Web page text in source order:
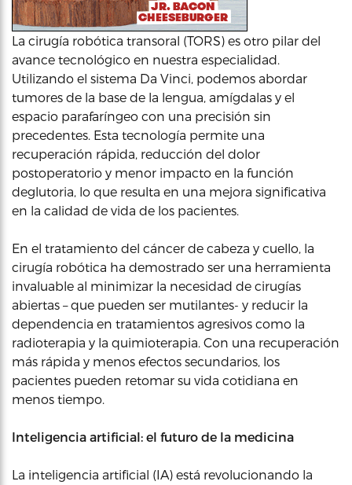
La cirugía robótica transoral (TORS) es otro pilar del
avance tecnológico en nuestra especialidad.
Utilizando el sistema Da Vinci, podemos abordar
tumores de la base de la lengua, amígdalas y el
espacio parafaríngeo con una precisión sin
precedentes. Esta tecnología permite una
recuperación rápida, reducción del dolor
postoperatorio y menor impacto en la función
deglutoria, lo que resulta en una mejora significativa
en la calidad de vida de los pacientes.
En el tratamiento del cáncer de cabeza y cuello, la
cirugía robótica ha demostrado ser una herramienta
invaluable al minimizar la necesidad de cirugías
abiertas – que pueden ser mutilantes- y reducir la
dependencia en tratamientos agresivos como la
radioterapia y la quimioterapia. Con una recuperación
más rápida y menos efectos secundarios, los
pacientes pueden retomar su vida cotidiana en
menos tiempo.
Inteligencia artificial: el futuro de la medicina
La inteligencia artificial (IA) está revolucionando la